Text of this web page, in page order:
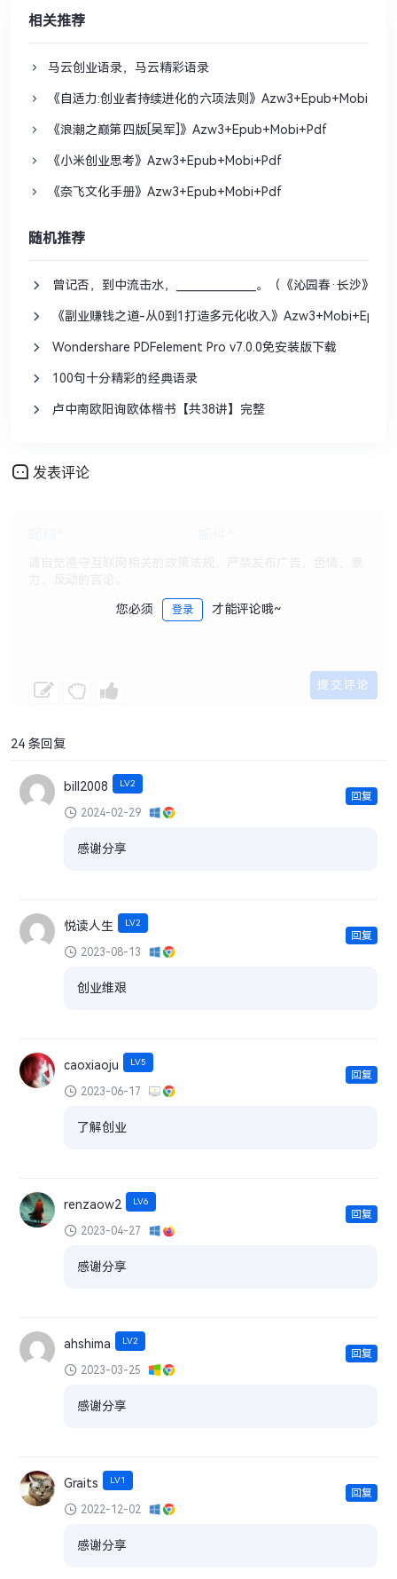
相关推荐
马云创业语录，马云精彩语录
《自适力:创业者持续进化的六项法则》Azw3+Epub+Mobi+Pdf
《浪潮之巅第四版[吴军]》Azw3+Epub+Mobi+Pdf
《小米创业思考》Azw3+Epub+Mobi+Pdf
《奈飞文化手册》Azw3+Epub+Mobi+Pdf
随机推荐
曾记否，到中流击水，_______________。（《沁园春·长沙》毛
《副业赚钱之道-从0到1打造多元化收入》Azw3+Mobi+Epub
Wondershare PDFelement Pro v7.0.0免安装版下载
100句十分精彩的经典语录
卢中南欧阳询欧体楷书【共38讲】完整
发表评论
您必须 登录 才能评论哦~
24 条回复
bill2008 LV2
2024-02-29
感谢分享
回复
悦读人生 LV2
2023-08-13
创业维艰
回复
caoxiaoju LV5
2023-06-17
了解创业
回复
renzaow2 LV6
2023-04-27
感谢分享
回复
ahshima LV2
2023-03-25
感谢分享
回复
Graits LV1
2022-12-02
感谢分享
回复